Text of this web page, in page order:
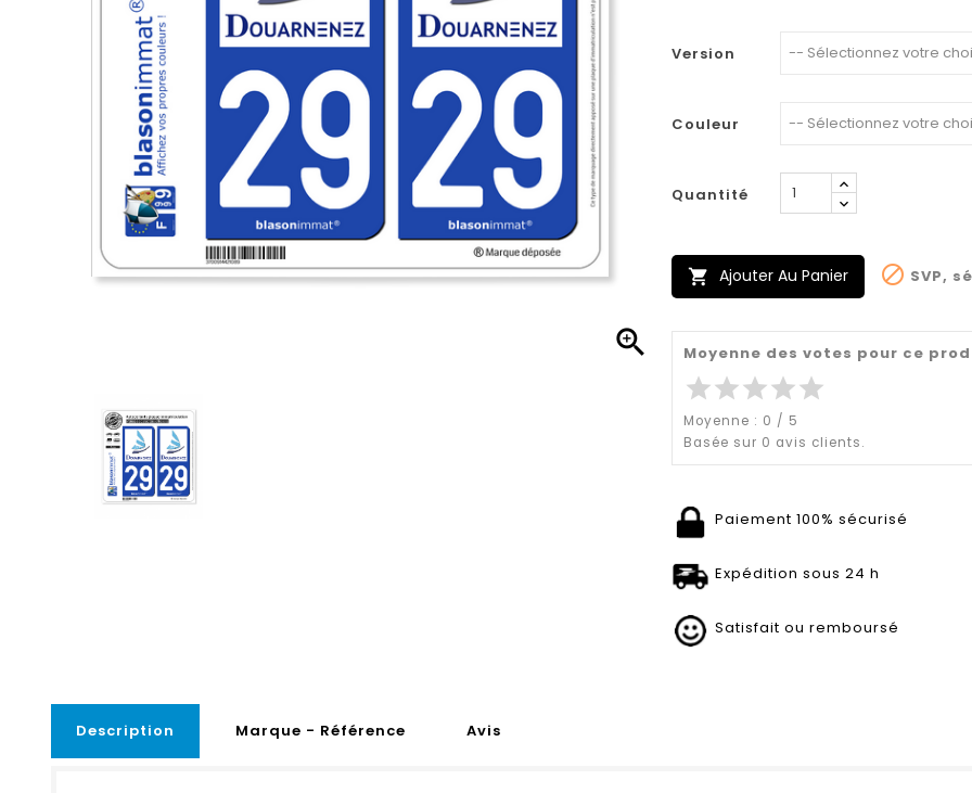

Version
Couleur
Quantité
 Ajouter Au Panier  SVP,
Moyenne des votes pour ce
starstarstarstarstar
Moyenne : 0 / 5
Basée sur 0 avis clients.
Paiement 100% sécurisé
Expédition sous 24 h
Satisfait ou remboursé
Description Marque - Référence Avis